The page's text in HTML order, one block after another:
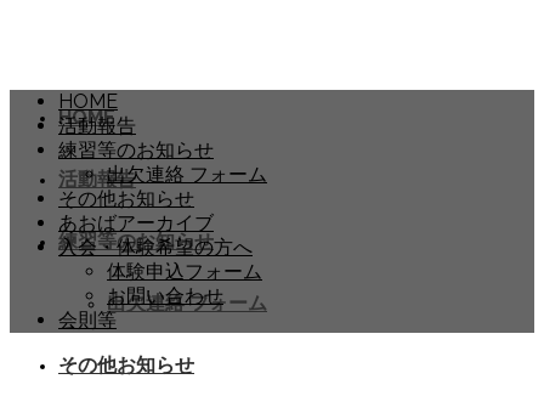
HOME
活動報告
練習等のお知らせ
出欠連絡 フォーム
その他お知らせ
HOME
活動報告
練習等のお知らせ
出欠連絡 フォーム
その他お知らせ
あおばアーカイブ
入会・体験希望の方へ
体験申込フォーム
お問い合わせ
会則等